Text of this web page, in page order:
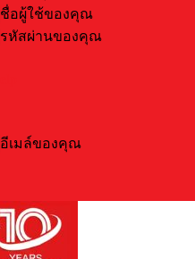
ชื่อผู้ใช้ของคุณ
รหัสผ่านของคุณ
อีเมล์ของคุณ